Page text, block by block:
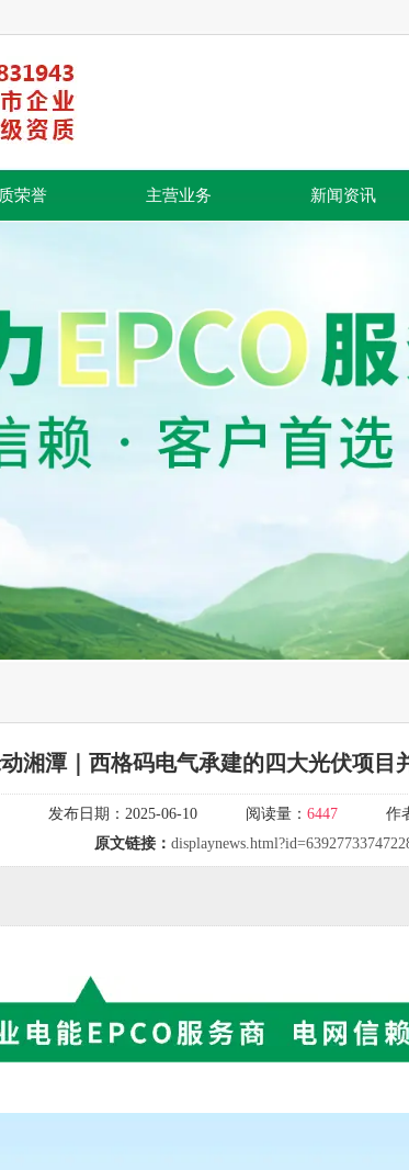
荣誉 主营业务 新闻资讯
湘潭｜西格码电气承建的四大光伏项目
发布日期： 2025-06-10 阅读量： 6447 作
原文链接：